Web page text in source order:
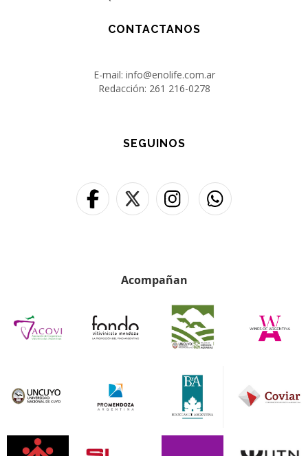
CONTACTANOS
E-mail: info@enolife.com.ar
Redacción: 261 216-0278
SEGUINOS
Acompañan